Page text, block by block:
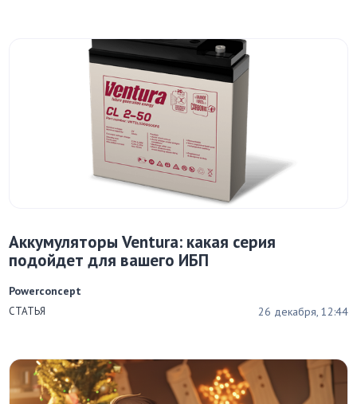
Аккумуляторы Ventura: какая серия
подойдет для вашего ИБП
СТАТЬЯ 26 декабря, 12:44
Powerconcept